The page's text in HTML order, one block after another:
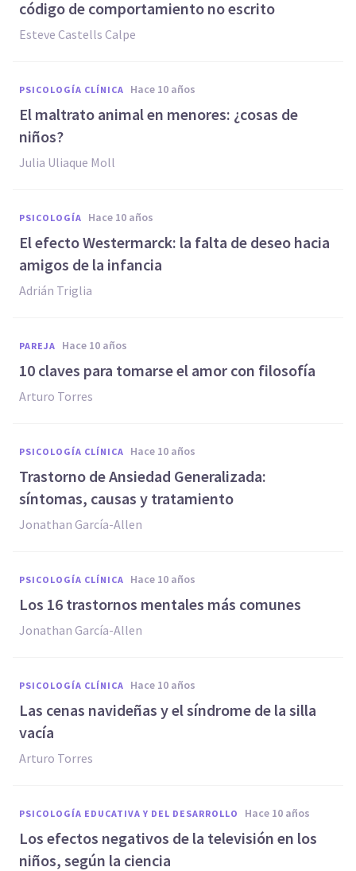
código de comportamiento no escrito
Esteve Castells Calpe
PSICOLOGÍA CLÍNICA hace 10 años
​El maltrato animal en menores: ¿cosas de
niños?
​Julia Uliaque Moll
PSICOLOGÍA hace 10 años
​El efecto Westermarck: la falta de deseo hacia
amigos de la infancia
Adrián Triglia
PAREJA hace 10 años
​10 claves para tomarse el amor con filosofía
Arturo Torres
PSICOLOGÍA CLÍNICA hace 10 años
Trastorno de Ansiedad Generalizada:
síntomas, causas y tratamiento
Jonathan García-Allen
PSICOLOGÍA CLÍNICA hace 10 años
Los 16 trastornos mentales más comunes
Jonathan García-Allen
PSICOLOGÍA CLÍNICA hace 10 años
​Las cenas navideñas y el síndrome de la silla
vacía
Arturo Torres
PSICOLOGÍA EDUCATIVA Y DEL DESARROLLO hace 10 años
​Los efectos negativos de la televisión en los
niños, según la ciencia